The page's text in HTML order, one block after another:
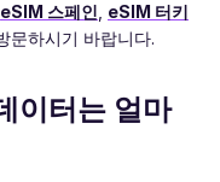
eSIM 스페인 eSIM 터키
문하시기 바랍니다.
이터는 얼마